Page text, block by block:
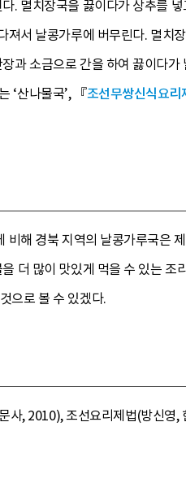
. 멸치장국을 끓이다가 상추를
서 날콩가루에 버무린다. 멸치
과 소금으로 간을 하여 끓이다
‘산나물국’, 『조선무쌍신식요리
해 경북 지역의 날콩가루국은
더 많이 맛있게 먹을 수 있는 조
으로 볼 수 있겠다.
사, 2010), 조선요리제법(방신영,